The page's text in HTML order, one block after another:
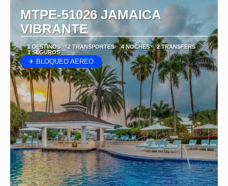
MTPE-51026 JAMAICA
VIBRANTE
1 DESTINOS 2 TRANSPORTES 4 NOCHES
2 TRANSFERS
1 SEGUROS
✈ BLOQUEO AEREO